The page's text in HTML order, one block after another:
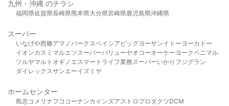
九州・沖縄 のチラシ
福岡県佐賀県長崎県熊本県大分県宮崎県鹿児島県沖縄県
スーパー
いなげや西條アマノパークスベイシア ビッグヨーサンイトーヨーカドー
イオンカスミ マルエツスーパーバリューヤオコーオーケー ヨークベニマル
ツルヤマルト オギノ エスマート ライフ業務スーパーいかり フジグラン
ダイレックスサンエーイズミヤ
ホームセンター
島忠 コメリ ナフコ コーナンカインズアストロプロダクツDCM